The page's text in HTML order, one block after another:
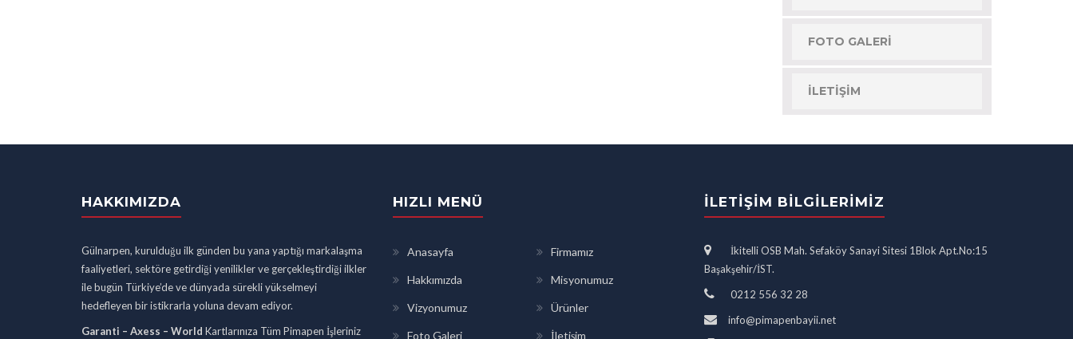
FOTO GALERI
İLETIŞIM
HAKKIMIZDA
Gülnarpen, kurulduğu ilk günden bu yana yaptığı markalaşma
faaliyetleri, sektöre getirdiği yenilikler ve gerçekleştirdiği ilkler
ile bugün Türkiye’de ve dünyada sürekli yükselmeyi
hedefleyen bir istikrarla yoluna devam ediyor.
Garanti – Axess – World Kartlarınıza Tüm Pimapen İşleriniz
HIZLI MENÜ
Anasayfa Firmamız
Hakkımızda Misyonumuz
Vizyonumuz Ürünler
Foto Galeri İletişim
İLETIŞIM BILGILERIMIZ
İkitelli OSB Mah. Sefaköy Sanayi Sitesi 1Blok Apt.No:15
Başakşehir/İST.
0212 556 32 28
info@pimapenbayii.net